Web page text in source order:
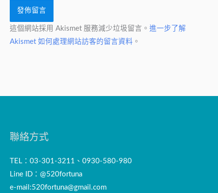
這個網站採用 Akismet 服務減少垃圾留言。 進一步了解
Akismet 如何處理網站訪客的留言資料 。
聯絡方式
TEL：03-301-3211、0930-580-980
Line ID：@520fortuna
e-mail:520fortuna@gmail.com